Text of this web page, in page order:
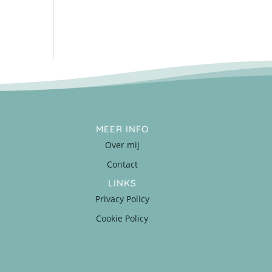
MEER INFO
Over mij
Contact
LINKS
Privacy Policy
Cookie Policy